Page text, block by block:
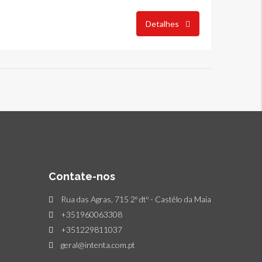
Detalhes
Contate-nos
Rua das Agras, 715 2º dtº - Castêlo da Maia
+351960063308
+351229811037
geral@intenta.com.pt